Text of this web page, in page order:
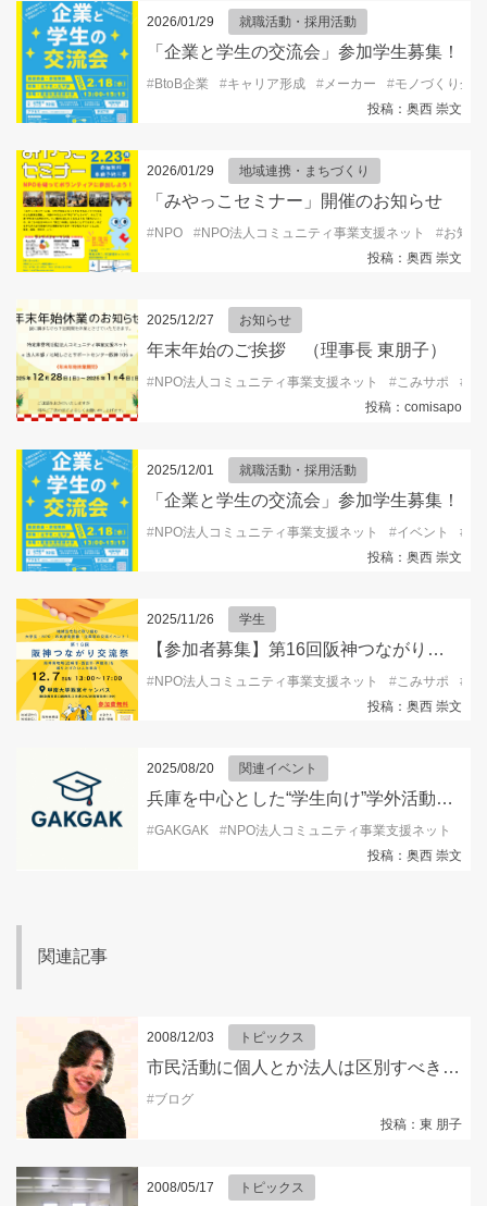
2026/01/29 就職活動・採用活動
「企業と学生の交流会」参加学生募集！
#BtoB企業 #キャリア形成 # メーカー #モノづくり企業
投稿：奥西 崇文
2026/01/29 地域連携・まちづくり
「みやっこセミナー」開催のお知らせ
#NPO #NPO法人コミュニティ事業支援ネット #お知ら
投稿：奥西 崇文
2025/12/27 お知らせ
年末年始のご挨拶 （理事長 東朋子）
#NPO法人コミュニティ事業支援ネット #こみサポ #
投稿：comisapo
2025/12/01 就職活動・採用活動
「企業と学生の交流会」参加学生募集！
#NPO法人コミュニティ事業支援ネット #イベント #
投稿：奥西 崇文
2025/11/26 学生
【参加者募集】第16回阪神つながり交流祭2025
#NPO法人コミュニティ事業支援ネット #こみサポ #
投稿：奥西 崇文
2025/08/20 関連イベント
兵庫を中心とした“学生向け”学外活動情報を発信するSNSアカウント『GAKGAK 』開設！
#GAKGAK #NPO法人コミュニティ事業支援ネット
投稿：奥西 崇文
関連記事
2008/12/03 トピックス
市民活動に個人とか法人は区別すべきでしょうか？
#ブログ
投稿：東 朋子
2008/05/17 トピックス